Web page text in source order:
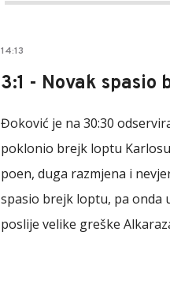
14:13
3:1 - Novak spasio
Đoković je na 30:30
poklonio brejk loptu
poen, duga razmjena i
spasio brejk loptu, pa onda
poslije velike greške